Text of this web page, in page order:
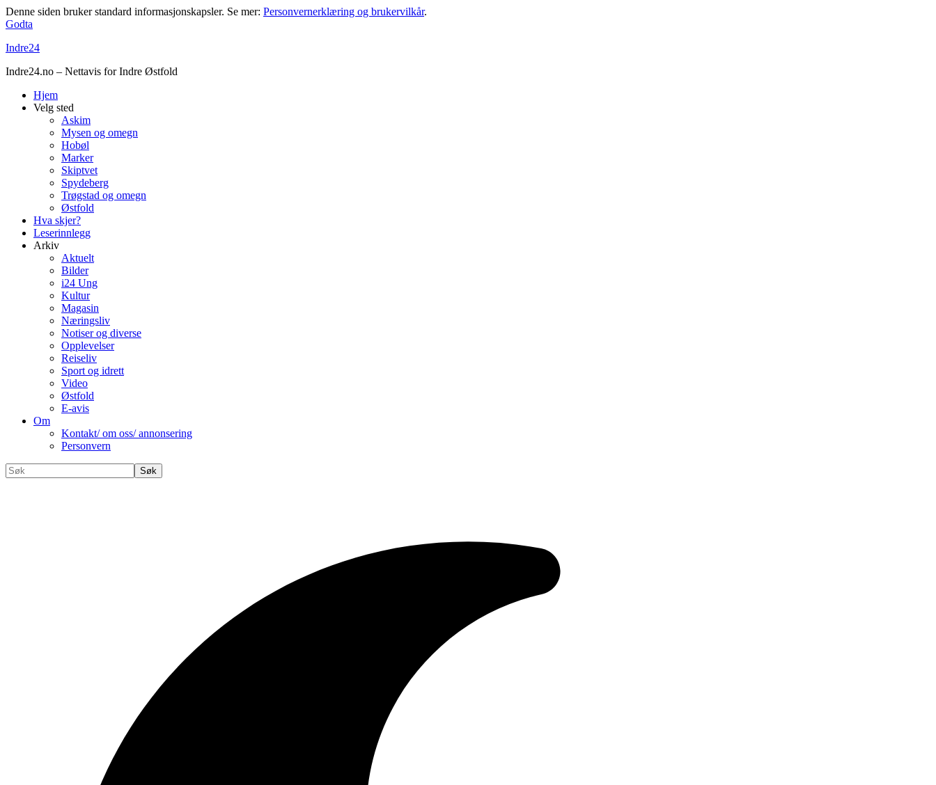
Denne siden bruker standard informasjonskapsler. Se mer: Personvernerklæring og brukervilkår.
Godta
Indre24
Indre24.no – Nettavis for Indre Østfold
Hjem
Velg sted
Askim
Mysen og omegn
Hobøl
Marker
Skiptvet
Spydeberg
Trøgstad og omegn
Østfold
Hva skjer?
Leserinnlegg
Arkiv
Aktuelt
Bilder
i24 Ung
Kultur
Magasin
Næringsliv
Notiser og diverse
Opplevelser
Reiseliv
Sport og idrett
Video
Østfold
E-avis
Om
Kontakt/ om oss/ annonsering
Personvern